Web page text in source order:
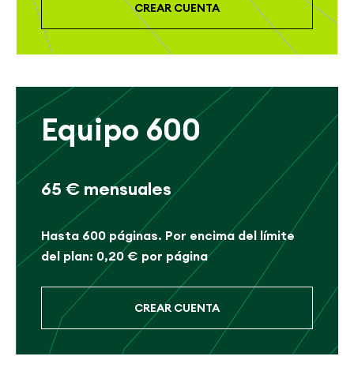
CREAR CUENTA
Equipo 600
65 € mensuales
Hasta 600 páginas. Por encima del límite
del plan: 0,20 € por página
CREAR CUENTA